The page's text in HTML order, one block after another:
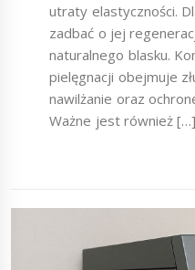
utraty elastyczności.
zadbać o jej
naturalnego blasku.
pielęgnacji obejmuje
nawilżanie oraz
Ważne jest również […]